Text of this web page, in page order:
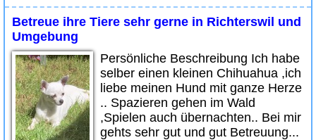
Betreue ihre Tiere sehr gerne in Richterswil und
Umgebung
Persönliche Beschreibung Ich habe
selber einen kleinen Chihuahua ,ich
liebe meinen Hund mit ganze Herze
.. Spazieren gehen im Wald
,Spielen auch übernachten.. Bei mir
gehts sehr gut und gut Betreuung...